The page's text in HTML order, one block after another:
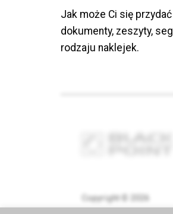
Jak może Ci się
dokumenty, zeszyty,
rodzaju naklejek.
Copyright © 2026